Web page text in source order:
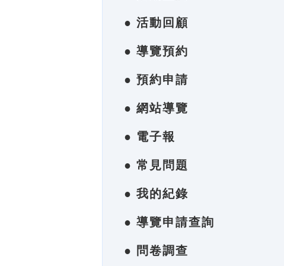
● 活動回顧
● 導覽預約
● 預約申請
● 網站導覽
● 電子報
● 常見問題
● 我的紀錄
● 導覽申請查詢
● 問卷調查